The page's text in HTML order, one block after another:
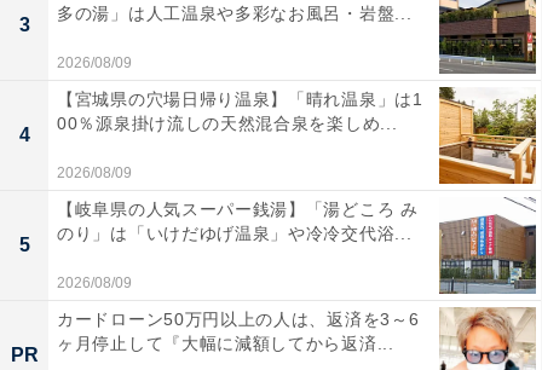
3
多の湯」は人工温泉や多彩なお風呂・岩盤...
2026/08/09
4
【宮城県の穴場日帰り温泉】「晴れ温泉」は1
00％源泉掛け流しの天然混合泉を楽しめ...
2026/08/09
5
【岐阜県の人気スーパー銭湯】「湯どころ み
のり」は「いけだゆげ温泉」や冷冷交代浴...
2026/08/09
PR
カードローン50万円以上の人は、返済を3～6
ヶ月停止して『大幅に減額してから返済...